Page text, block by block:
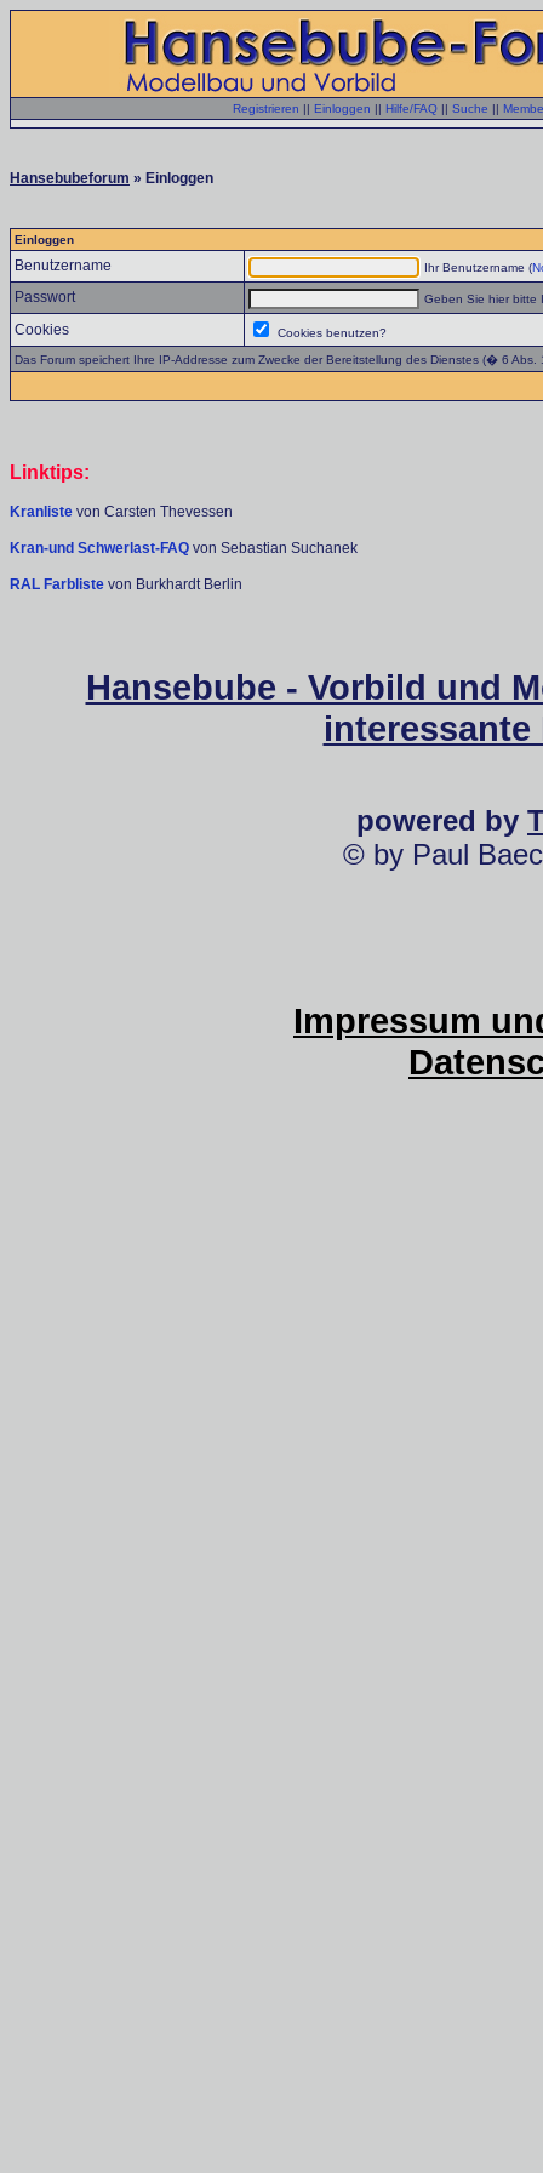
Registrieren || Einloggen || Hilfe/FAQ || Suche ||
Hansebubeforum » Einloggen
Einloggen
Benutzername Ihr Benutzername (
Passwort Geben Sie hier bitte
Cookies
Cookies benutzen?
Das Forum speichert Ihre IP-Addresse zum Zwecke der Bereitstellung des Dienstes (� 6
Linktips:
Kranliste von Carsten Thevessen
Kran-und Schwerlast-FAQ von Sebastian Suchanek
RAL Farbliste von Burkhardt Berlin
Hansebube - Vorbild und
powered by
© by Paul
Impressum